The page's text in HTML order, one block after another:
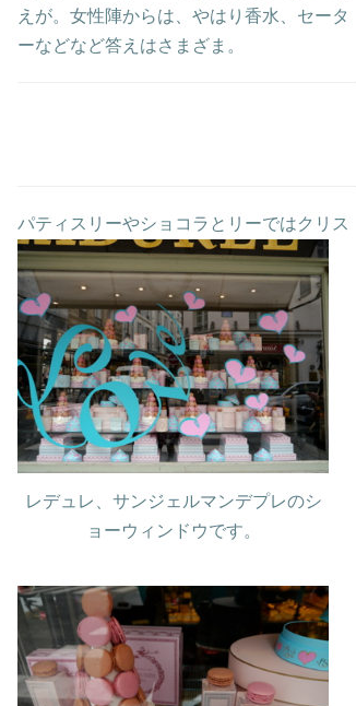
えが。女性陣からは、やはり香水、セータ
ーなどなど答えはさまざま。
レデュレ、サンジェルマンデプレのシ
ョーウィンドウです。
パティスリーやショコラとリーではクリス